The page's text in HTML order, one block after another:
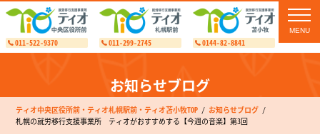
011-522-9370 011-299-2745 0144-82-8841
お知らせブログ
ティオ中央区役所前・ティオ札幌駅前・ティオ苫小牧TOP
お知らせブログ
札幌の就労移行支援事業所 ティオがおすすめする【今週の音楽】第3回